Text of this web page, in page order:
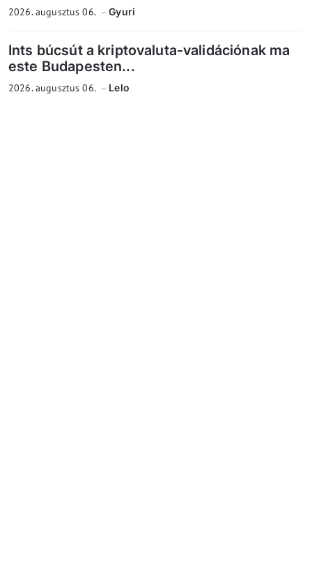
2026. augusztus 06. Gyuri
Ints búcsút a kriptovaluta-validációnak ma
este Budapesten...
2026. augusztus 06. Lelo